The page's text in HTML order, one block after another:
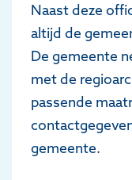
Naast deze
altijd de
De gemeente
met de
passende
gemeente.